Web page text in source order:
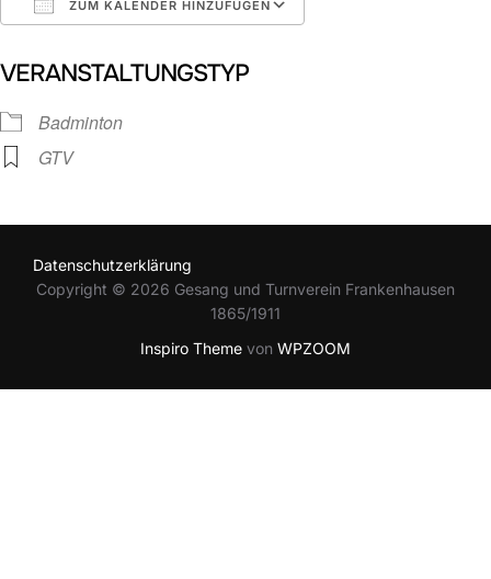
ZUM KALENDER HINZUFÜGEN
VERANSTALTUNGSTYP
Badminton
GTV
Datenschutzerklärung
Copyright © 2026 Gesang und Turnverein Frankenhausen
1865/1911
Inspiro Theme von WPZOOM